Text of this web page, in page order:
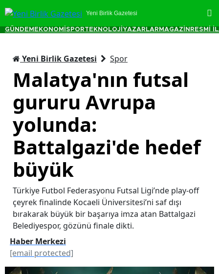
Yeni Birlik Gazetesi
GÜNDEM EKONOMİ SPORTEKNOLOJİ YAZARLAR MAGAZİN RESMİ
Yeni Birlik Gazetesi Spor
Malatya'nın futsal
gururu Avrupa
yolunda:
Battalgazi'de hedef
büyük
Türkiye Futbol Federasyonu Futsal Ligi’nde play-off
çeyrek finalinde Kocaeli Üniversitesi’ni saf dışı
bırakarak büyük bir başarıya imza atan Battalgazi
Belediyespor, gözünü finale dikti.
Haber Merkezi
[email protected]